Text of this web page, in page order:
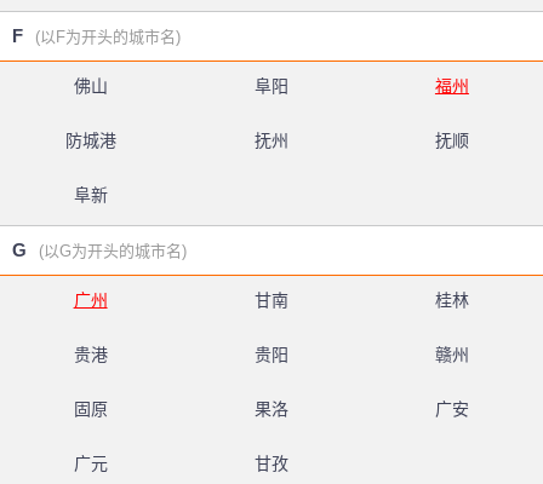
F (以F为开头的城市名)
佛山 阜阳 福州
防城港 抚州 抚顺
阜新
G (以G为开头的城市名)
广州 甘南 桂林
贵港 贵阳 赣州
固原 果洛 广安
广元 甘孜